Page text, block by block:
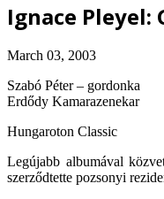
Ignace Pleyel:
March 03, 2003
Szabó Péter – gordonka
Erdődy Kamarazenekar
Hungaroton Classic
Legújabb albumával
szerződtette pozsonyi